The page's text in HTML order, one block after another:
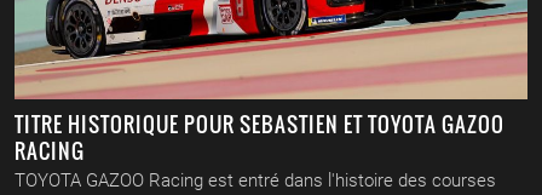
TITRE HISTORIQUE POUR SEBASTIEN ET TOYOTA GAZOO
RACING
TOYOTA GAZOO Racing est entré dans l'histoire des courses